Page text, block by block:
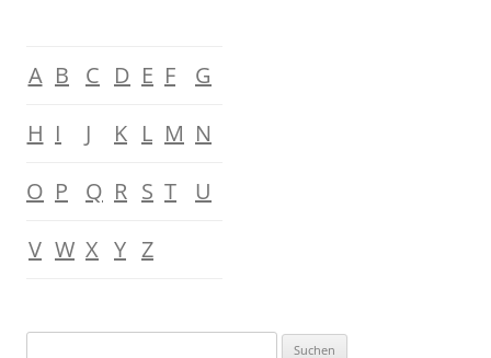
A B C D E F
G
H I J K L M N
O P Q R S T
U
V W X Y Z